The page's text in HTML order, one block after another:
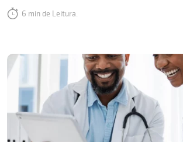
6 min de Leitura.